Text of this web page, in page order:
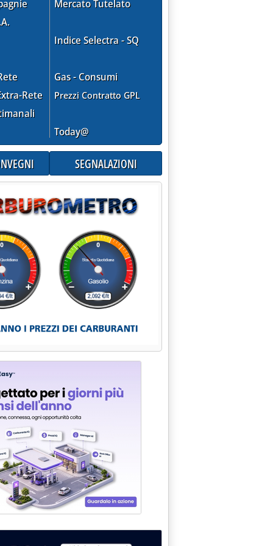
Rete
Mercato Tutelato
Indice Selectra - SQ
Gas - Consumi
Prezzi Contratto GPL
Today@
SEGNALAZIONI